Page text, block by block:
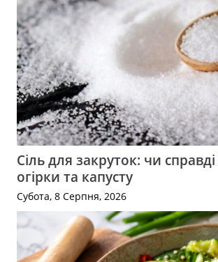
Сіль для закруток: чи
огірки та капусту
Субота, 8 Серпня, 2026